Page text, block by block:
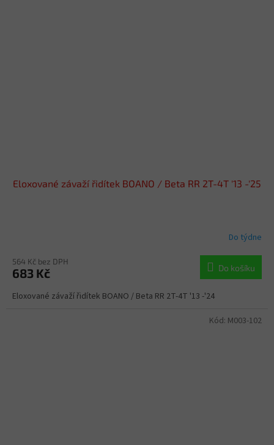
Eloxované závaží řidítek BOANO / Beta RR 2T-4T '13 -'25
Do týdne
564 Kč bez DPH
683 Kč Do košíku
Eloxované závaží řidítek BOANO / Beta RR 2T-4T '13 -'24
Kód: M003-102